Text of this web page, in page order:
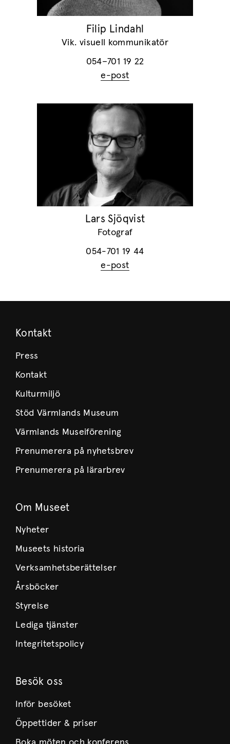
Filip Lindahl
Vik. visuell kommunikatör
054–701 19 22
e-post
Lars Sjöqvist
Fotograf
054-701 19 44
e-post
Kontakt
Press
Kontakt
Kulturmiljö
Stöd Värmlands Museum
Värmlands Museiförening
Prenumerera på nyhetsbrev
Prenumerera på lärarbrev
Om Museet
Nyheter
Museets historia
Verksamhetsberättelser
Årsböcker
Styrelse
Lediga tjänster
Integritetspolicy
Besök oss
Inför besöket
Öppettider & priser